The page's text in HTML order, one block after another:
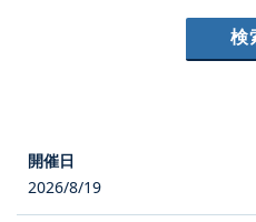
2026/8/19